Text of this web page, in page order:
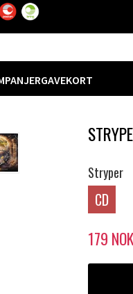
GAVEKORT
Stryper
CD
179 NOK